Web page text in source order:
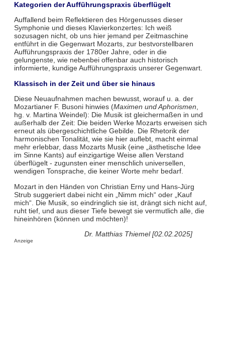
Kategorien der Aufführungspraxis überflügelt
Auffallend beim Reflektieren des Hörgenusses dieser
Symphonie und dieses Klavierkonzertes: Ich weiß
sozusagen nicht, ob uns hier jemand per Zeitmaschine
entführt in die Gegenwart Mozarts, zur bestvorstellbaren
Aufführungspraxis der 1780er Jahre, oder in die
gelungenste, wie nebenbei offenbar auch historisch
informierte, kundige Aufführungspraxis unserer Gegenwart.
Klassisch in der Zeit und über sie hinaus
Diese Neuaufnahmen machen bewusst, worauf u. a. der
Mozartianer F. Busoni hinwies (Maximen und Aphorismen
hg. v. Martina Weindel): Die Musik ist gleichermaßen in und
außerhalb der Zeit: Die beiden Werke Mozarts erweisen sich
erneut als übergeschichtliche Gebilde. Die Rhetorik der
harmonischen Tonalität, wie sie hier auflebt, macht einmal
mehr erlebbar, dass Mozarts Musik (eine „ästhetische Idee
im Sinne Kants) auf einzigartige Weise allen Verstand
überflügelt - zugunsten einer menschlich universellen,
wendigen Tonsprache, die keiner Worte mehr bedarf.
Mozart in den Händen von Christian Erny und Hans-Jürg
Strub suggeriert dabei nicht ein „Nimm mich“ oder „Kauf
mich“. Die Musik, so eindringlich sie ist, drängt sich nicht auf,
ruht tief, und aus dieser Tiefe bewegt sie vermutlich alle, die
hineinhören (können und möchten)!
Dr. Matthias Thiemel [02.02.2025]
Anzeige